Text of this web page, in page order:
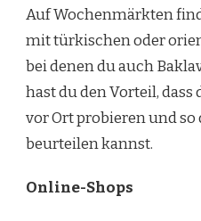
Auf Wochenmärkten
mit türkischen oder
bei denen du auch
hast du den Vorteil,
vor Ort probieren und so
beurteilen kannst.
Online-Shops